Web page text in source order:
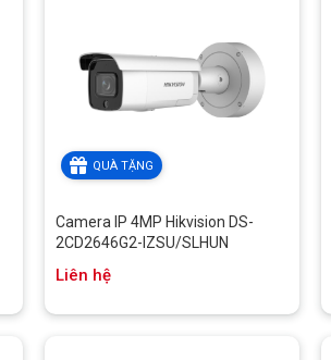
QUÀ TẶNG
Camera IP 4MP Hikvision DS-
2CD2646G2-IZSU/SLHUN
Liên hệ